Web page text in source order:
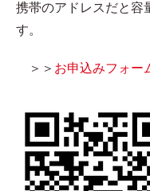
携帯のアドレスだと容
す。
＞＞ お申込みフォー